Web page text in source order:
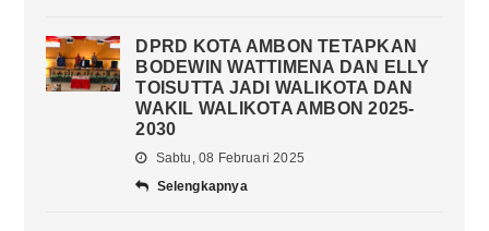
DPRD KOTA AMBON TETAPKAN
BODEWIN WATTIMENA DAN ELLY
TOISUTTA JADI WALIKOTA DAN
WAKIL WALIKOTA AMBON 2025-
2030
Sabtu, 08 Februari 2025
Selengkapnya